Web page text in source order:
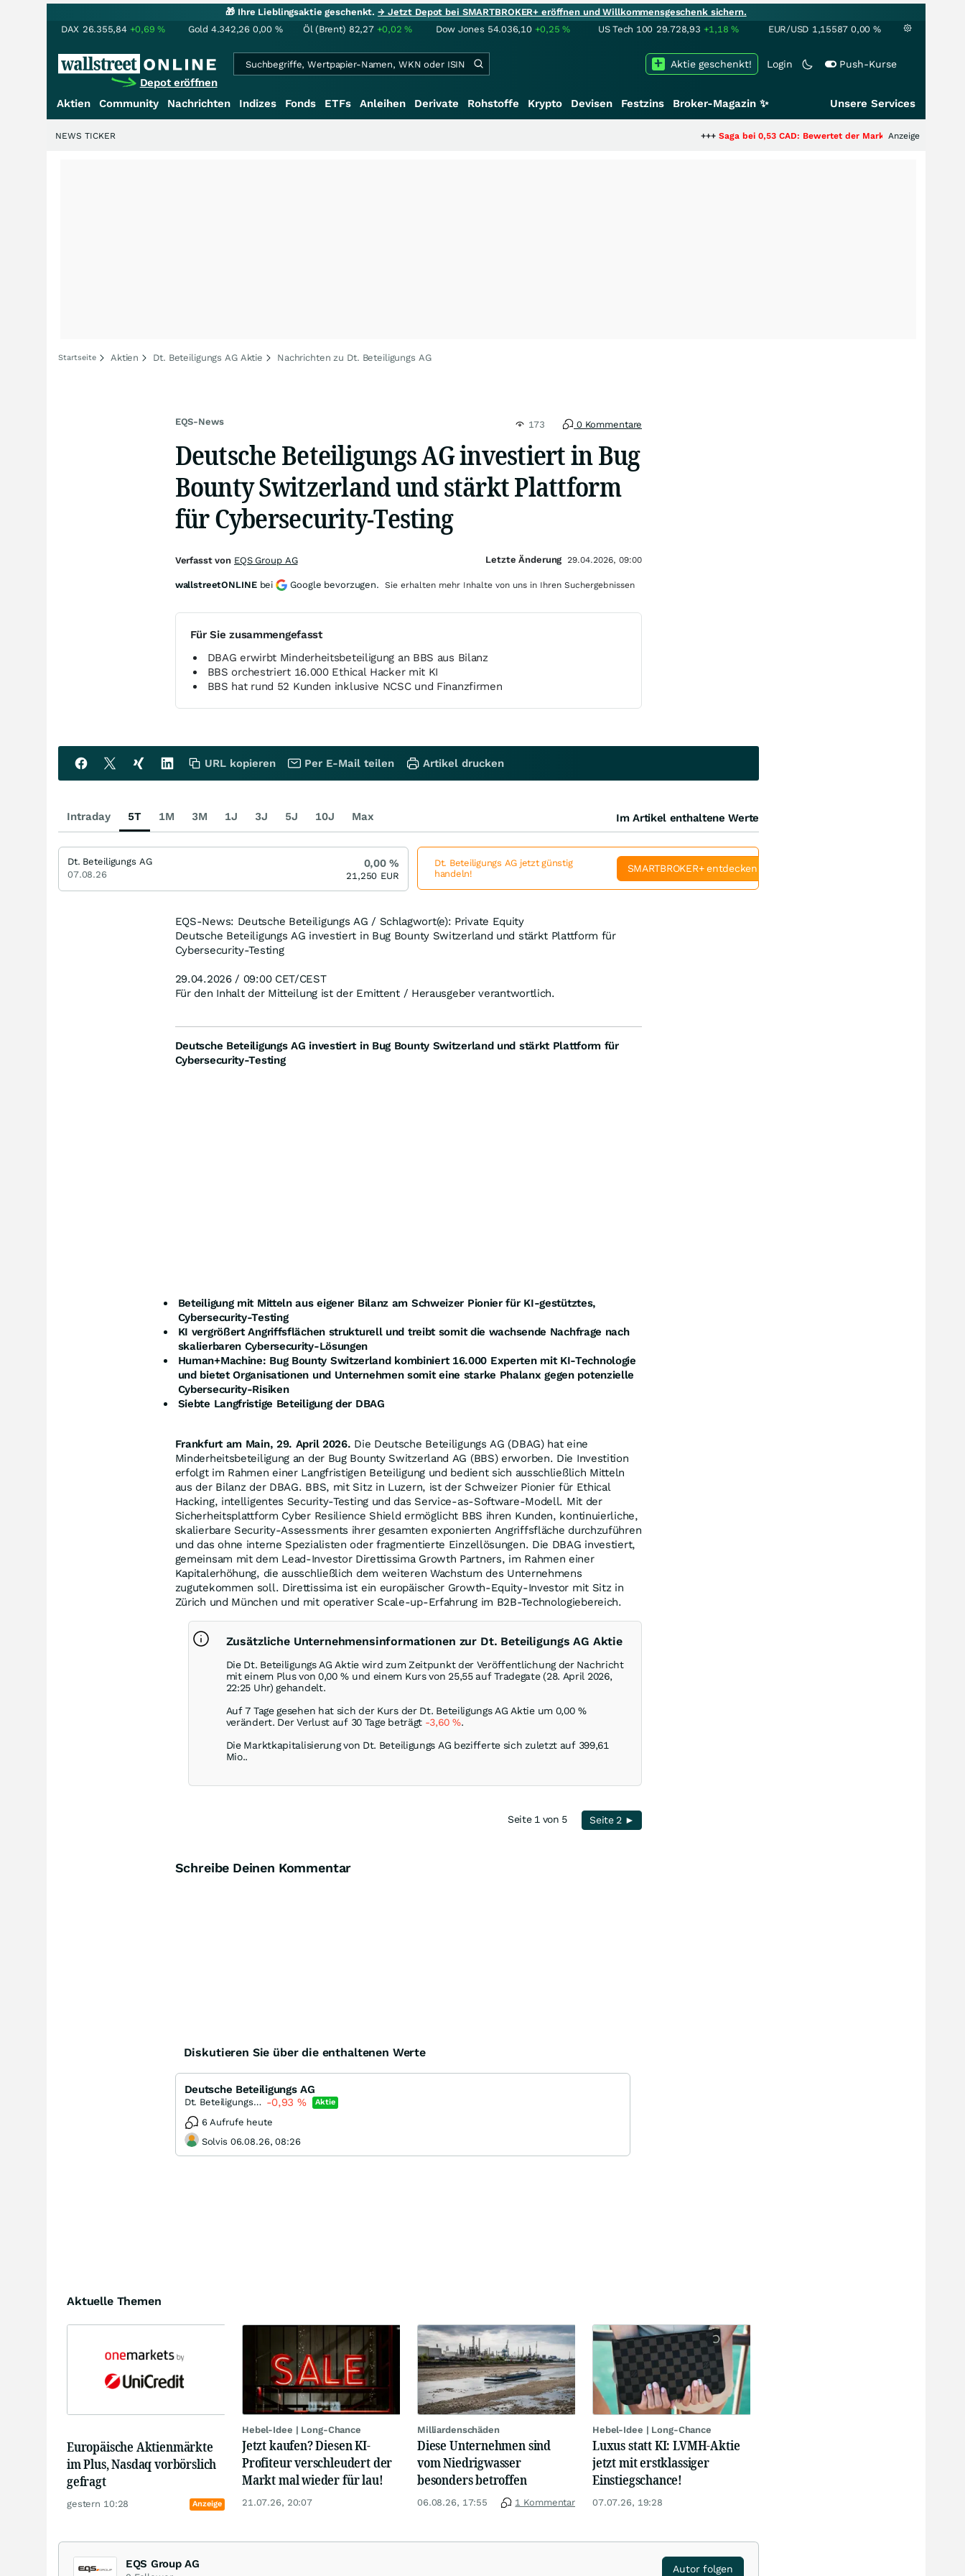
🎁 Ihre Lieblingsaktie geschenkt.→ Jetzt Depot bei SMARTBROKER+ eröffnen und Willkommensgeschenk sichern.
DAX 26.355,84 +0,69% Gold 4.342,26 0,00 % Öl (Brent) 82,27 +0,02% Dow Jones 54.036,10 +0,25% US Tech 100 29.728,93 +1,18% EUR/USD 1,15587 0,00 %
Depot eröffnen
Login Push-Kurse
Aktie geschenkt!
Aktien Community Nachrichten Indizes Fonds ETFs Anleihen Derivate Rohstoffe Krypto Devisen Festzins Broker-Magazin ✨ Unsere Services
Saga bei 0,53 CAD: Bewertet der Markt noch immer nur die Hälfte
Anzeige
NEWS TICKER
Startseite Aktien Dt. Beteiligungs AG Aktie Nachrichten zu Dt. Beteiligungs AG
EQS-News 173 0 Kommentare
Deutsche Beteiligungs AG investiert in Bug
Bounty Switzerland und stärkt Plattform
für Cybersecurity-Testing
Für Sie zusammengefasst
DBAG erwirbt Minderheitsbeteiligung an BBS aus Bilanz
BBS orchestriert 16.000 Ethical Hacker mit KI
BBS hat rund 52 Kunden inklusive NCSC und Finanzfirmen
EQS-News: Deutsche Beteiligungs AG / Schlagwort(e): Private Equity
Deutsche Beteiligungs AG investiert in Bug Bounty Switzerland und stärkt Plattform für
Cybersecurity-Testing
29.04.2026 / 09:00 CET/CEST
Für den Inhalt der Mitteilung ist der Emittent / Herausgeber verantwortlich.
Deutsche Beteiligungs AG investiert in Bug Bounty Switzerland und stärkt Plattform für
Cybersecurity-Testing
Beteiligung mit Mitteln aus eigener Bilanz am Schweizer Pionier für KI-gestütztes,
Cybersecurity-Testing
KI vergrößert Angriffsflächen strukturell und treibt somit die wachsende Nachfrage nach
skalierbaren Cybersecurity-Lösungen
Human+Machine: Bug Bounty Switzerland kombiniert 16.000 Experten mit KI-Technologie
und bietet Organisationen und Unternehmen somit eine starke Phalanx gegen potenzielle
Cybersecurity-Risiken
Siebte Langfristige Beteiligung der DBAG
Frankfurt am Main, 29. April 2026. Die Deutsche Beteiligungs AG (DBAG) hat eine
Minderheitsbeteiligung an der Bug Bounty Switzerland AG (BBS) erworben. Die Investition
erfolgt im Rahmen einer Langfristigen Beteiligung und bedient sich ausschließlich Mitteln
aus der Bilanz der DBAG. BBS, mit Sitz in Luzern, ist der Schweizer Pionier für Ethical
Hacking, intelligentes Security-Testing und das Service-as-Software-Modell. Mit der
Sicherheitsplattform Cyber Resilience Shield ermöglicht BBS ihren Kunden, kontinuierliche,
skalierbare Security-Assessments ihrer gesamten exponierten Angriffsfläche durchzuführen
und das ohne interne Spezialisten oder fragmentierte Einzellösungen. Die DBAG investiert,
gemeinsam mit dem Lead-Investor Direttissima Growth Partners, im Rahmen einer
Kapitalerhöhung, die ausschließlich dem weiteren Wachstum des Unternehmens
zugutekommen soll. Direttissima ist ein europäischer Growth-Equity-Investor mit Sitz in
Zürich und München und mit operativer Scale-up-Erfahrung im B2B-Technologiebereich.
Zusätzliche Unternehmensinformationen zur Dt. Beteiligungs AG Aktie
Die Dt. Beteiligungs AG Aktie wird zum Zeitpunkt der Veröffentlichung der Nachricht
mit einem Plus von 0,00% und einem Kurs von 25,55 auf Tradegate (28. April 2026,
22:25 Uhr) gehandelt.
Auf 7 Tage gesehen hat sich der Kurs der Dt. Beteiligungs AG Aktie um 0,00%
verändert. Der Verlust auf 30 Tage beträgt -3,60 %.
Die Marktkapitalisierung von Dt. Beteiligungs AG bezifferte sich zuletzt auf 399,61
Mio..
Seite 1 von 5 Seite 2 ►
Schreibe Deinen Kommentar
Diskutieren Sie über die enthaltenen Werte
Deutsche Beteiligungs AG
Dt. Beteiligungs AG -0,93 % Aktie
6 Aufrufe heute
Solvis 06.08.26, 08:26
Aktuelle Themen
Europäische Aktienmärkte
im Plus, Nasdaq vorbörslich
gefragt
gestern 10:28 Anzeige
Hebel-Idee | Long-Chance
Jetzt kaufen? Diesen KI-
Profiteur verschleudert der
Markt mal wieder für lau!
21.07.26, 20:07
Milliardenschäden
Diese Unternehmen sind
vom Niedrigwasser
besonders betroffen
06.08.26, 17:55 1 Kommentar
Hebel-Idee | Long-Chance
Luxus statt KI: LVMH-Aktie
jetzt mit erstklassiger
Einstiegschance!
07.07.26, 19:28
EQS Group AG Autor folgen
Verfasst von EQS Group AG Letzte Änderung 29.04.2026, 09:00
wallstreetONLINE bei Google bevorzugen. Sie erhalten mehr Inhalte von uns in Ihren Suchergebnissen
URL kopieren Per E-Mail teilen Artikel drucken
Intraday 5T 1M 3M 1J 3J 5J 10J Max Im Artikel enthaltene Werte
Dt. Beteiligungs AG
07.08.26
0,00%
21,250 EUR
Dt. Beteiligungs AG jetzt günstig
handeln!
SMARTBROKER+ entdecken